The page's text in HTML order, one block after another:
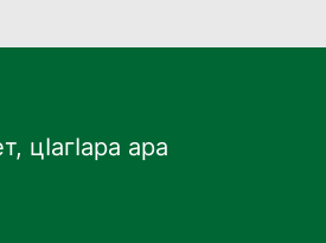
цӀагӀара ара